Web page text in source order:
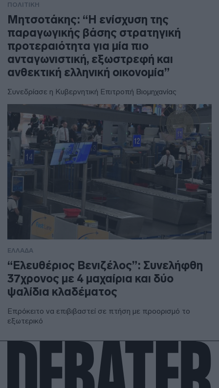
ΠΟΛΙΤΙΚΗ
Μητσοτάκης: “Η ενίσχυση της
παραγωγικής βάσης στρατηγική
προτεραιότητα για μία πιο
ανταγωνιστική, εξωστρεφή και
ανθεκτική ελληνική οικονομία”
Συνεδρίασε η Κυβερνητική Επιτροπή Βιομηχανίας
ΕΛΛΑΔΑ
“Ελευθέριος Βενιζέλος”: Συνελήφθη
37χρονος με 4 μαχαίρια και δύο
ψαλίδια κλαδέματος
Επρόκειτο να επιβιβαστεί σε πτήση με προορισμό το
εξωτερικό